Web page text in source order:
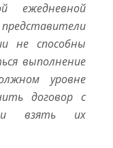
ежедневной
не способны
выполнение
уровне
договор с
взять их